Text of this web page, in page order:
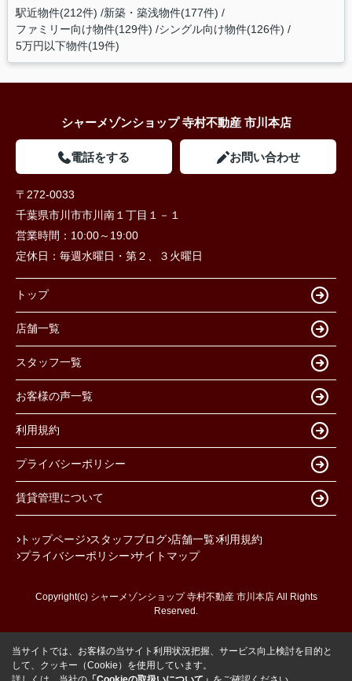
駅近物件(212件) 新築・築浅物件(177件)
ファミリー向け物件(129件) シングル向け物件(126件)
5万円以下物件(19件)
シャーメゾンショップ 寺村不動産 市川本店
電話をする お問い合わせ
〒272-0033
千葉県市川市市川南１丁目１－１
営業時間： 10:00～19:00
定休日： 毎週水曜日・第２、３火曜日
トップ
店舗一覧
スタッフ一覧
お客様の声一覧
利用規約
プライバシーポリシー
賃貸管理について
トップページ スタッフブログ 店舗一覧 利用規約
プライバシーポリシー サイトマップ
Copyright(c) シャーメゾンショップ 寺村不動産 市川本店 All Rights
Reserved.
当サイトでは、お客様の当サイト利用状況把握、サービス向上検討を目的と
して、クッキー（Cookie）を使用しています。